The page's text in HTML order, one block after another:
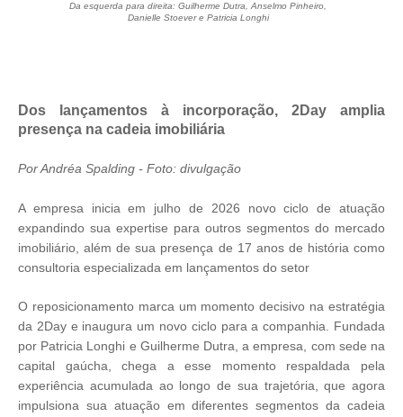
Da esquerda para direita: Guilherme Dutra, Anselmo Pinheiro,
Danielle Stoever e Patricia Longhi
Dos lançamentos à incorporação, 2Day amplia
presença na cadeia imobiliária
Por Andréa Spalding - Foto: divulgação
A empresa inicia em julho de 2026 novo ciclo de atuação
expandindo sua expertise para outros segmentos do mercado
imobiliário, além de sua presença de 17 anos de história como
consultoria especializada em lançamentos do setor
O reposicionamento marca um momento decisivo na estratégia
da 2Day e inaugura um novo ciclo para a companhia. Fundada
por Patricia Longhi e Guilherme Dutra, a empresa, com sede na
capital gaúcha, chega a esse momento respaldada pela
experiência acumulada ao longo de sua trajetória, que agora
impulsiona sua atuação em diferentes segmentos da cadeia